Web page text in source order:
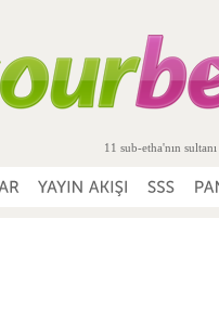
11 sub-etha'nın sultanı